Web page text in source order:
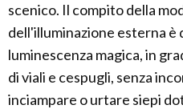
scenico. Il compito della
dell'illuminazione esterna è
luminescenza magica, in
di viali e cespugli, senza
inciampare o urtare siepi